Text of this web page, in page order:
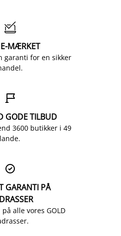

MÆRKET
garanti for en sikker

GODE TILBUD
3600 butikker i 49
lande.

GARANTI PÅ
alle vores GOLD